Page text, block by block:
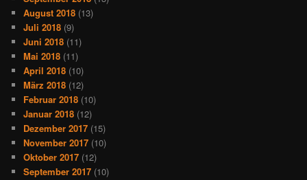
August 2018 (13)
Juli 2018 (9)
Juni 2018 (11)
Mai 2018 (11)
April 2018 (10)
März 2018 (12)
Februar 2018 (10)
Januar 2018 (12)
Dezember 2017 (15)
November 2017 (10)
Oktober 2017 (12)
September 2017 (10)